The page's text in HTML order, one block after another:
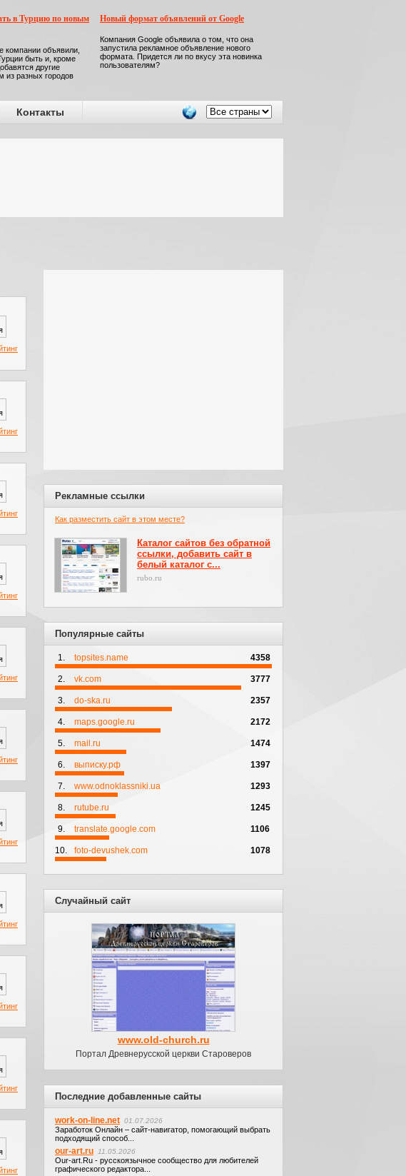
в Турцию по новым
компании объявили,
быть и, кроме
другие
из разных городов
Новый формат объявлений от Google
Компания Google объявила о том, что она
запустила рекламное объявление нового
формата. Придется ли по вкусу эта новинка
пользователям?
Контакты
Рекламные ссылки
Как разместить сайт в этом месте?
Каталог сайтов без обратной
ссылки, добавить сайт в
белый каталог с...
rubo.ru
Популярные сайты
1. topsites.name 4358
2. vk.com 3777
3. do-ska.ru 2357
4. maps.google.ru 2172
5. mail.ru 1474
6. выписку.рф 1397
7. www.odnoklassniki.ua 1293
8. rutube.ru 1245
9. translate.google.com 1106
10. foto-devushek.com 1078
Случайный сайт
www.old-church.ru
Портал Древнерусской церкви Староверов
Последние добавленные сайты
work-on-line.net 01.07.2026
Заработок Онлайн – сайт-навигатор, помогающий выбрать
подходящий способ...
our-art.ru 11.05.2026
Our-art.Ru - русскоязычное сообщество для любителей
графического редактора...